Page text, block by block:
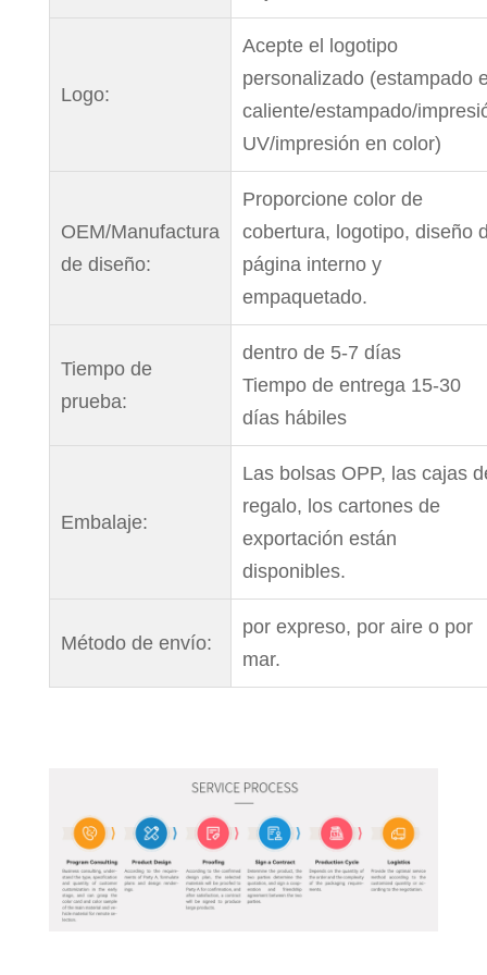
Logo:
Acepte el logotipo
personalizado (estampado
caliente/estampado/
UV/impresión en color)
OEM/Manufactura
de diseño:
Proporcione color de
cobertura, logotipo, diseño
página interno y
empaquetado.
Tiempo de
prueba:
dentro de 5-7 días
Tiempo de entrega 15-30
días hábiles
Embalaje:
Las bolsas OPP, las cajas
regalo, los cartones de
exportación están
disponibles.
Método de envío:
por expreso, por aire o por
mar.